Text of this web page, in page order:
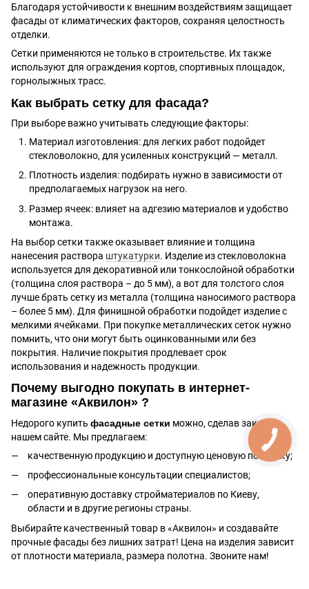
Благодаря устойчивости к внешним воздействиям защищает
фасады от климатических факторов, сохраняя целостность
отделки.
Сетки применяются не только в строительстве. Их также
используют для ограждения кортов, спортивных площадок,
горнолыжных трасс.
Как выбрать сетку для фасада?
При выборе важно учитывать следующие факторы:
Материал изготовления: для легких работ подойдет
стекловолокно, для усиленных конструкций — металл.
Плотность изделия: подбирать нужно в зависимости от
предполагаемых нагрузок на него.
Размер ячеек: влияет на адгезию материалов и удобство
монтажа.
На выбор сетки также оказывает влияние и толщина
нанесения раствора штукатурки. Изделие из стекловолокна
используется для декоративной или тонкослойной обработки
(толщина слоя раствора – до 5 мм), а вот для толстого слоя
лучше брать сетку из металла (толщина наносимого раствора
– более 5 мм). Для финишной обработки подойдет изделие с
мелкими ячейками. При покупке металлических сеток нужно
помнить, что они могут быть оцинкованными или без
покрытия. Наличие покрытия продлевает срок
использования и надежность продукции.
Почему выгодно покупать в интернет-
магазине «Аквилон» ?
Недорого купить фасадные сетки можно, сделав заказ на
нашем сайте. Мы предлагаем:
качественную продукцию и доступную ценовую политику;
профессиональные консультации специалистов;
оперативную доставку стройматериалов по Киеву,
области и в другие регионы страны.
Выбирайте качественный товар в «Аквилон» и создавайте
прочные фасады без лишних затрат! Цена на изделия зависит
от плотности материала, размера полотна. Звоните нам!